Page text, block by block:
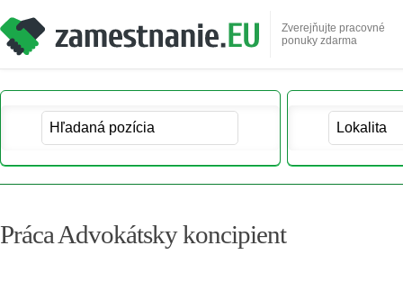
Zverejňujte pracovné
ponuky zdarma
Práca Advokátsky koncipient